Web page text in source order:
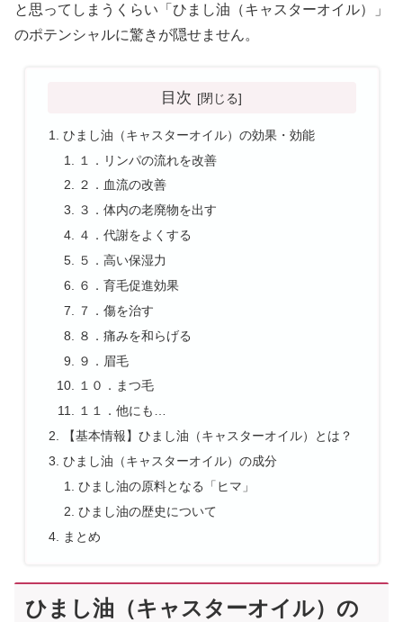
と思ってしまうくらい「ひまし油（キャスターオイル）」
のポテンシャルに驚きが隠せません。
目次
ひまし油（キャスターオイル）の効果・効能
１．リンパの流れを改善
２．血流の改善
３．体内の老廃物を出す
４．代謝をよくする
５．高い保湿力
６．育毛促進効果
７．傷を治す
８．痛みを和らげる
９．眉毛
１０．まつ毛
１１．他にも…
【基本情報】ひまし油（キャスターオイル）とは？
ひまし油（キャスターオイル）の成分
ひまし油の原料となる「ヒマ」
ひまし油の歴史について
まとめ
ひまし油（キャスターオイル）の